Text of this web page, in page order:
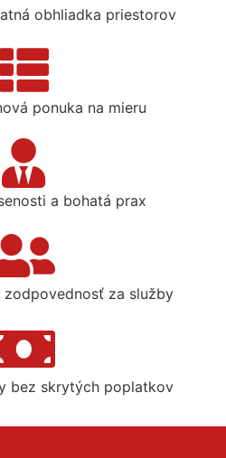
obhliadka priestorov
ponuka na mieru
a bohatá prax
za služby
bez skrytých poplatkov